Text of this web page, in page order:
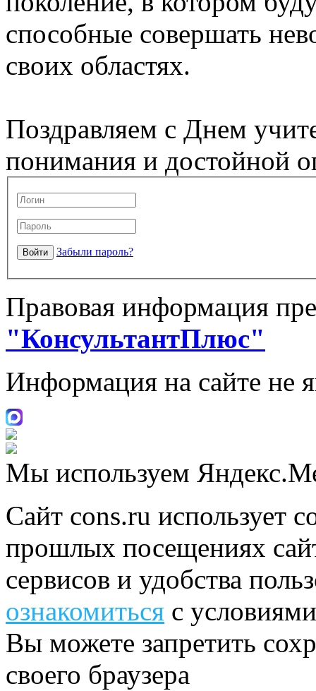
способные совершать
своих областях.
Поздравляем с Днем
понимания и достойной
Забыли пароль?
Правовая информация
"КонсультантПлюс"
Информация на сайте не
Мы используем
Сайт cons.ru использует
прошлых посещениях
сервисов и удобства
ознакомиться с
Вы можете запретить
своего браузера